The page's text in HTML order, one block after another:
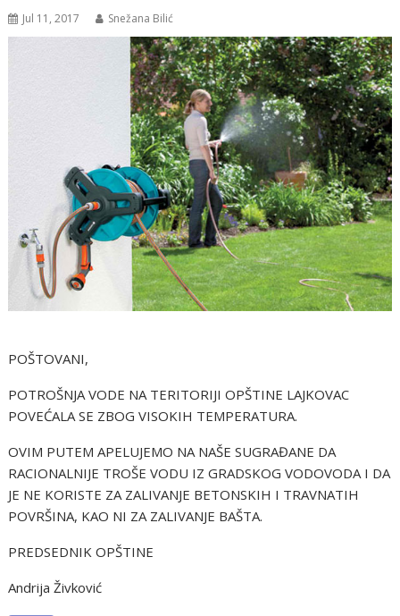
Jul 11, 2017 Snežana Bilić
POŠTOVANI,
POTROŠNJA VODE NA TERITORIJI OPŠTINE LAJKOVAC
POVEĆALA SE ZBOG VISOKIH TEMPERATURA.
OVIM PUTEM APELUJEMO NA NAŠE SUGRAĐANE DA
RACIONALNIJE TROŠE VODU IZ GRADSKOG VODOVODA I DA
JE NE KORISTE ZA ZALIVANJE BETONSKIH I TRAVNATIH
POVRŠINA, KAO NI ZA ZALIVANJE BAŠTA.
PREDSEDNIK OPŠTINE
Andrija Živković